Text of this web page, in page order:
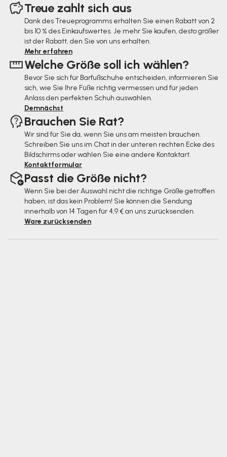
Treue zahlt sich aus
Dank des Treueprogramms erhalten Sie einen Rabatt von 2
bis 10 % des Einkaufswertes. Je mehr Sie kaufen, desto größer
ist der Rabatt, den Sie von uns erhalten.
Mehr erfahren
Welche Größe soll ich wählen?
Bevor Sie sich für Barfußschuhe entscheiden, informieren Sie
sich, wie Sie Ihre Füße richtig vermessen und für jeden
Anlass den perfekten Schuh auswählen.
Demnächst
Brauchen Sie Rat?
Wir sind für Sie da, wenn Sie uns am meisten brauchen.
Schreiben Sie uns im Chat in der unteren rechten Ecke des
Bildschirms oder wählen Sie eine andere Kontaktart.
Kontaktformular
Passt die Größe nicht?
Wenn Sie bei der Auswahl nicht die richtige Größe getroffen
haben, ist das kein Problem! Sie können die Sendung
innerhalb von 14 Tagen für 4,9 € an uns zurücksenden.
Ware zurücksenden